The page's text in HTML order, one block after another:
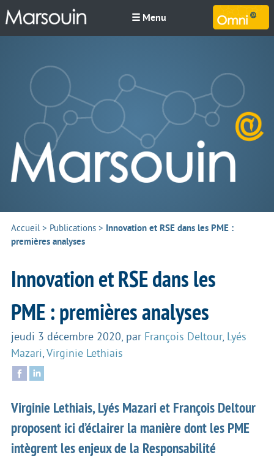
☰ Menu
Accueil> Publications > Innovation et RSE dans les PME :
premières analyses
Innovation et RSE dans les
PME : premières analyses
jeudi 3 décembre 2020, par François Deltour, Lyés
Mazari, Virginie Lethiais
Virginie Lethiais, Lyés Mazari et François Deltour
proposent ici d’éclairer la manière dont les PME
intègrent les enjeux de la Responsabilité